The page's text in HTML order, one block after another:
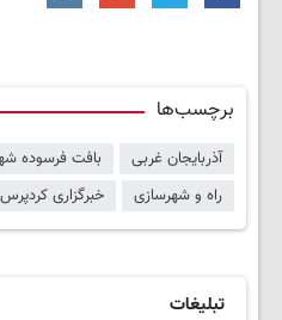
برچسب‌ها
آذربایجان غربی بافت فرسوده
راه و شهرسازی
خبرگزاری کردپرس
تبلیغات